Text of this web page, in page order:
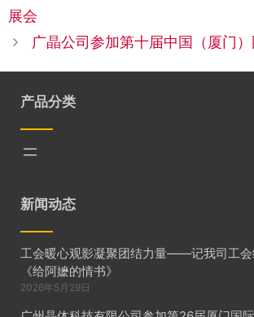
展会
广晶公司参加第十届中国（厦门
产品分类
新闻动态
工会暖心观影凝聚团结力量——记我司工会
《给阿嬷的情书》
2026年5月29日